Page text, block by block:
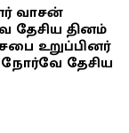
வாசன்
தேசிய தினம்
உறுப்பினர்
நோர்வே தேசிய